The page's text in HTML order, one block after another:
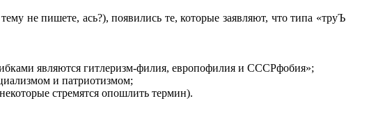
не пишете, ась?), появились те, которые заявляют, что типа «труЪ
являются гитлеризм-филия, европофилия и СССРфобия»;
и патриотизмом;
стремятся опошлить термин).